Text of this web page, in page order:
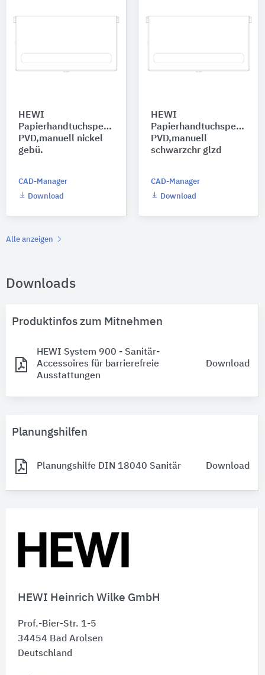
HEWI Heinrich Wilke GmbH
Prof.-Bier-Str. 1-5
34454 Bad Arolsen
Deutschland
HEWI
Papierhandtuchspender
PVD,manuell nickel
gebü.
CAD-Manager
Download
HEWI
Papierhandtuchspender
PVD,manuell
schwarzchr glzd
CAD-Manager
Download
Alle anzeigen
Downloads
Produktinfos zum Mitnehmen
HEWI System 900 - Sanitär-
Accessoires für barrierefreie
Ausstattungen
Download
Planungshilfen
Planungshilfe DIN 18040 Sanitär Download